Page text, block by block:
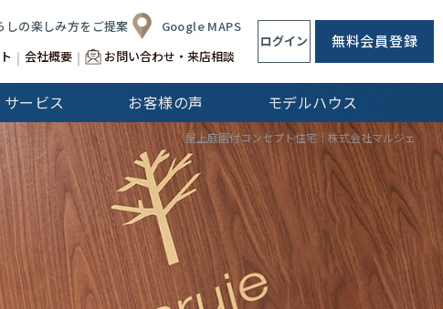
しの楽しみ方をご提案
Google MAPS
会社概要 お問い合わせ・来店相談
ログイン 無料会員登録
CLip[s]
サービス
不動産仲介
お客様の声 モデルハウス
屋上庭園付コンセプト住宅｜株式会社マルジェ